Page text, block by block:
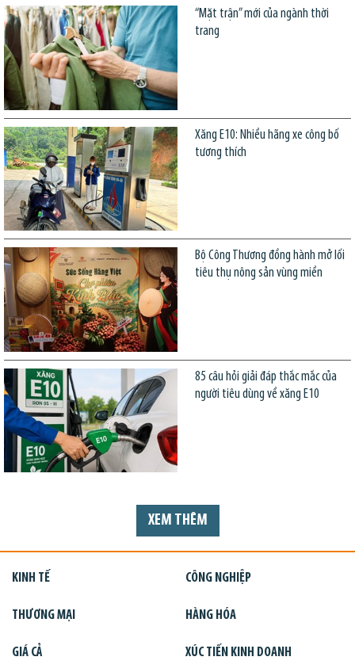
“Mặt trận” mới của ngành thời
trang
Xăng E10: Nhiều hãng xe công bố
tương thích
Bộ Công Thương đồng hành mở lối
tiêu thụ nông sản vùng miền
85 câu hỏi giải đáp thắc mắc của
người tiêu dùng về xăng E10
XEM THÊM
KINH TẾ CÔNG NGHIỆP
THƯƠNG MẠI HÀNG HÓA
GIÁ CẢ XÚC TIẾN KINH DOANH